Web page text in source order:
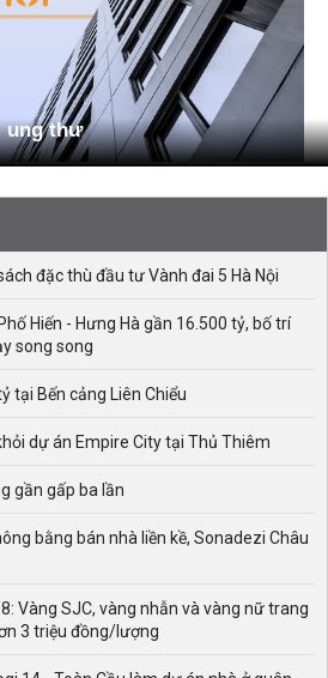
ung thư
đặc thù đầu tư Vành đai 5 Hà Nội
Hiến - Hưng Hà gần 16.500 tỷ, bố trí
song song
tại Bến cảng Liên Chiểu
dự án Empire City tại Thủ Thiêm
gần gấp ba lần
bằng bán nhà liền kề, Sonadezi Châu
Vàng SJC, vàng nhẫn và vàng nữ trang
3 triệu đồng/lượng